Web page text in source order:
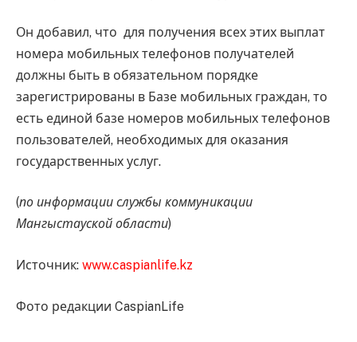
Он добавил, что для получения всех этих выплат
номера мобильных телефонов получателей
должны быть в обязательном порядке
зарегистрированы в Базе мобильных граждан, то
есть единой базе номеров мобильных телефонов
пользователей, необходимых для оказания
государственных услуг.
(по информации службы коммуникации
Мангыстауской области)
Источник: www.caspianlife.kz
Фото редакции CaspianLife